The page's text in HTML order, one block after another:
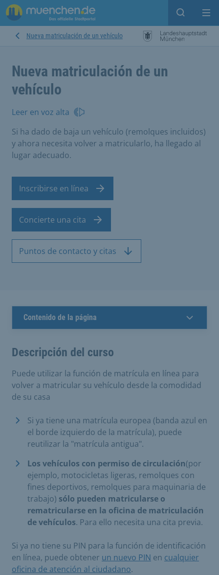
Open
Nueva matriculación de un vehículo
Nueva matriculación de un
vehículo
Leer en voz alta
Si ha dado de baja un vehículo (remolques incluidos)
y ahora necesita volver a matricularlo, ha llegado al
lugar adecuado.
Inscribirse en línea
Concierte una cita
Puntos de contacto y citas
Contenido de la página
Descripción del curso
Puede utilizar la función de matrícula en línea para
volver a matricular su vehículo desde la comodidad
de su casa
Si ya tiene una matrícula europea (banda azul en
el borde izquierdo de la matrícula), puede
reutilizar la "matrícula antigua".
Los vehículos con permiso de circulación(por
ejemplo, motocicletas ligeras, remolques con
fines deportivos, remolques para maquinaria de
trabajo) sólo pueden matricularse o
rematricularse en la oficina de matriculación
de vehículos. Para ello necesita una cita previa.
Si ya no tiene su PIN para la función de identificación
en línea, puede obtener un nuevo PIN en cualquier
oficina de atención al ciudadano.